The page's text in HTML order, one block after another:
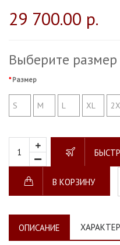
29 700.00 р.
Выберите размер
Размер
S M L XL
В КОРЗИНУ
ОПИСАНИЕ